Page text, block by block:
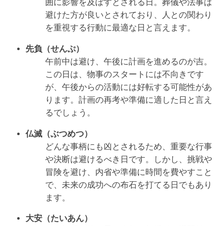
囲に影響を及ぼすとされる日。葬儀や法事は
避けた方が良いとされており、人との関わり
を重視する行動に最適な日と言えます。
先負（せんぷ）
午前中は避け、午後に計画を進めるのが吉。
この日は、物事のスタートには不向きです
が、午後からの活動には好転する可能性があ
ります。計画の再考や準備に適した日と言え
るでしょう。
仏滅（ぶつめつ）
どんな事柄にも凶とされるため、重要な行事
や決断は避けるべき日です。しかし、挑戦や
冒険を避け、内省や準備に時間を費やすこと
で、未来の成功への布石を打てる日でもあり
ます。
大安（たいあん）